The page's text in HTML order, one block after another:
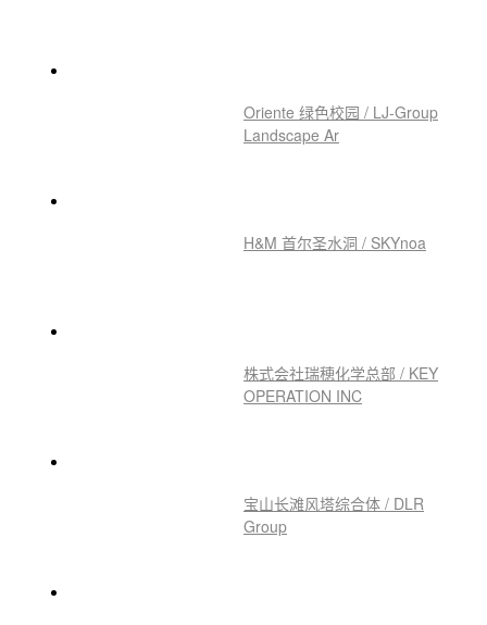
Oriente 绿色校园 / LJ-Group
Landscape Ar
H&M 首尔圣水洞 / SKYnoa
株式会社瑞穂化学总部 / KEY
OPERATION INC
宝山长滩风塔综合体 / DLR
Group